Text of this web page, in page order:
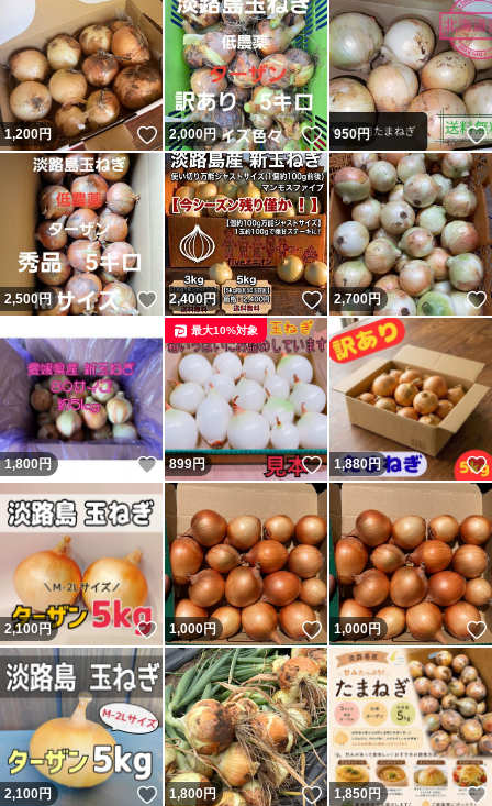
1,200円 いいね！
2,000円 いいね！
950円
2,500円 いいね！
2,400円 いいね！
2,700円
1,800円 いいね！
899円 いいね！
最大10%対象
1,880円
2,100円 いいね！
1,000円 いいね！
1,000円
2,100円 いいね！
1,800円 いいね！
1,850 円